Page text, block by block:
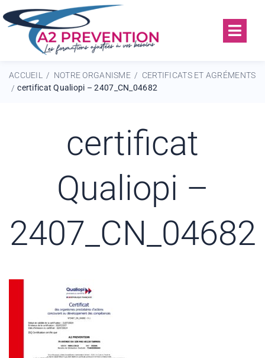
ACCUEIL / NOTRE ORGANISME / CERTIFICATS ET AGRÉMENTS
/ certificat Qualiopi – 2407_CN_04682
certificat
Qualiopi –
2407_CN_04682